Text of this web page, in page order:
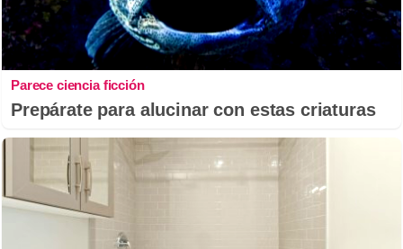
Parece ciencia ficción
Prepárate para alucinar con estas criaturas